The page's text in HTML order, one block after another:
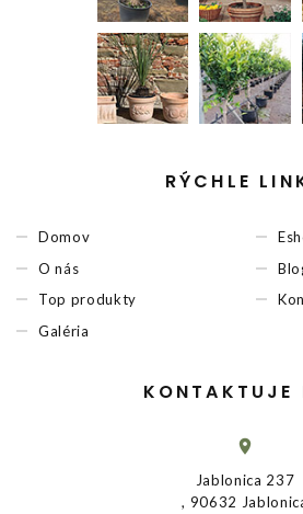
RÝCHLE
Domov
O nás
Top produkty
Galéria
KONTAKTUJE
Jablonica 237
, 90632